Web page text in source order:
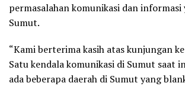
permasalahan komunikasi dan informasi
Sumut.
“Kami berterima kasih atas kunjungan
Satu kendala komunikasi di Sumut saat
ada beberapa daerah di Sumut yang